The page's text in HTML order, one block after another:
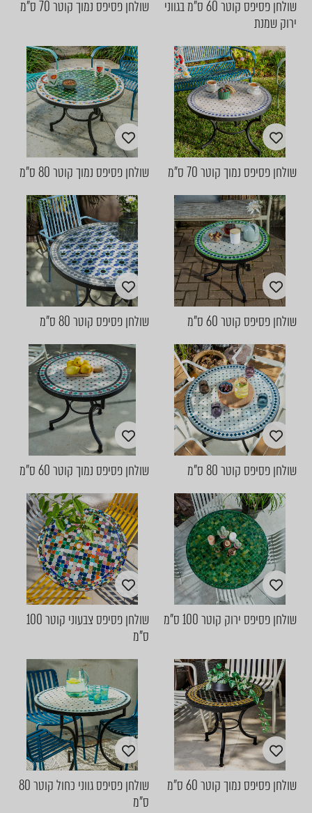
שולחן פסיפס קוטר 60 ס"מ בגווני
ירוק שמנת
שולחן פסיפס נמוך קוטר 70 ס"מ
שולחן פסיפס נמוך קוטר 70 ס"מ שולחן פסיפס נמוך קוטר 80 ס"מ
שולחן פסיפס קוטר 60 ס"מ שולחן פסיפס קוטר 80 ס"מ
שולחן פסיפס קוטר 80 ס"מ שולחן פסיפס נמוך קוטר 60 ס"מ
שולחן פסיפס ירוק קוטר 100 ס"מ
שולחן פסיפס צבעוני קוטר 100
ס"מ
שולחן פסיפס נמוך קוטר 60 ס"מ
שולחן פסיפס גווני כחול קוטר 80
ס"מ